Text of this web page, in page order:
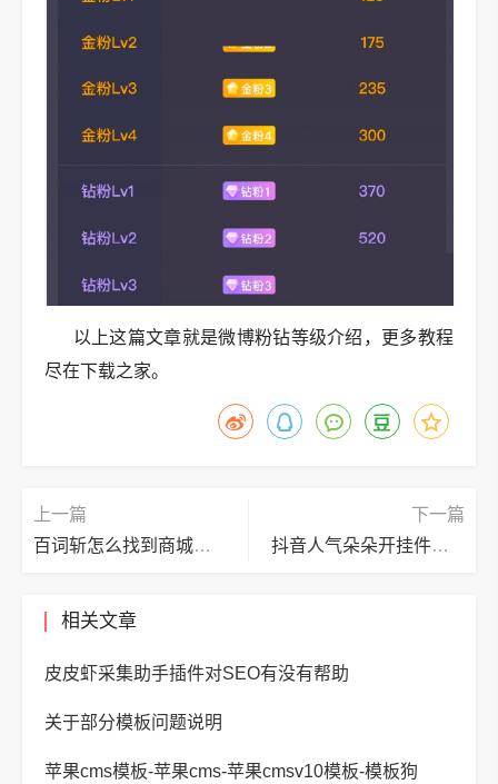
以上这篇文章就是微博粉钻等级介绍，更多教程
尽在下载之家。
上一篇
百词斩怎么找到商城客服?百词斩找到商城客服方法
下一篇
抖音人气朵朵开挂件怎么获得?抖音人气朵朵开挂件获得方法
相关文章
皮皮虾采集助手插件对SEO有没有帮助
关于部分模板问题说明
苹果cms模板-苹果cms-苹果cmsv10模板-模板狗